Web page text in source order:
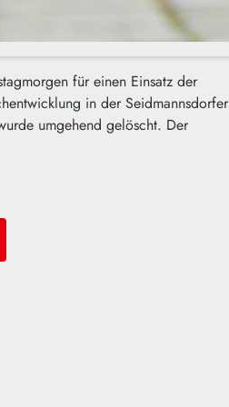
für einen Einsatz der
in der Seidmannsdorfer
umgehend gelöscht. Der